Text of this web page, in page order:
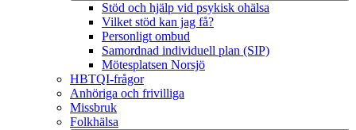
Stöd och hjälp vid psykisk ohälsa
Vilket stöd kan jag få?
Personligt ombud
Samordnad individuell plan (SIP)
Mötesplatsen Norsjö
HBTQI-frågor
Anhöriga och frivilliga
Missbruk
Folkhälsa